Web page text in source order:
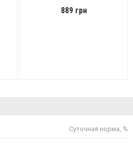
889 грн
Суточная норма, %